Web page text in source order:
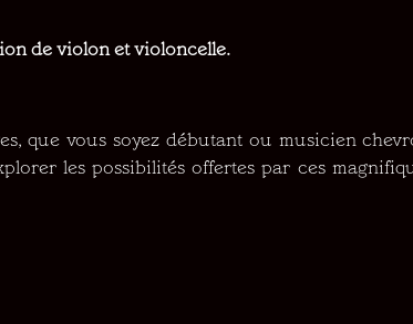
de violon et violoncelle.
que vous soyez débutant ou musicien
les possibilités offertes par ces